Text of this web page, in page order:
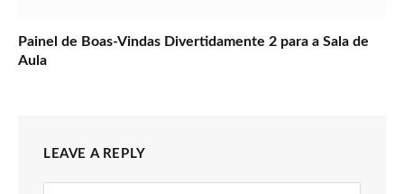
Painel de Boas-Vindas Divertidamente 2 para a Sala de
Aula
LEAVE A REPLY